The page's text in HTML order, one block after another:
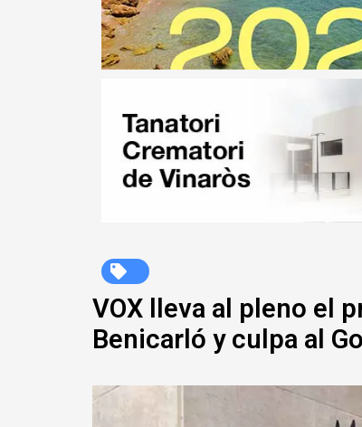
VOX lleva al pleno el
Benicarló y culpa al